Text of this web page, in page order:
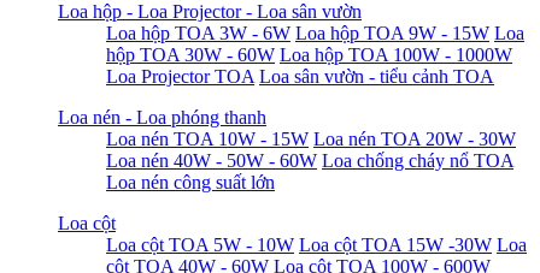
Loa hộp - Loa Projector - Loa sân vườn
Loa hộp TOA 3W - 6W Loa hộp TOA 9W - 15W Loa
hộp TOA 30W - 60W Loa hộp TOA 100W - 1000W
Loa Projector TOA Loa sân vườn - tiểu cảnh TOA
Loa nén - Loa phóng thanh
Loa nén TOA 10W - 15W Loa nén TOA 20W - 30W
Loa nén 40W - 50W - 60W Loa chống cháy nổ TOA
Loa nén công suất lớn
Loa cột
Loa cột TOA 5W - 10W Loa cột TOA 15W -30W Loa
cột TOA 40W - 60W Loa cột TOA 100W - 600W